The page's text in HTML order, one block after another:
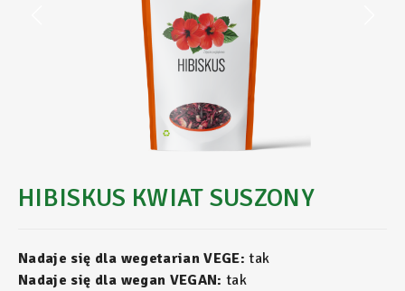
HIBISKUS KWIAT SUSZONY
Nadaje się dla wegetarian VEGE: tak
Nadaje się dla wegan VEGAN: tak